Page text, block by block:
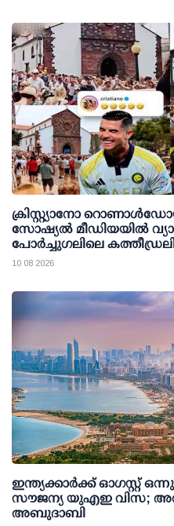
ക്രിസ്റ്റ്യാനോ
സോഷ്യല്‍ മീഡിയയില്‍
പോര്‍ച്ചുഗലിലെ കത്തീഡ്രലിന്
ജനക്കൂട്ടം
10 08 2026
ഇന്ത്യക്കാര്‍ക്ക് ഓഗസ്റ്റ്
സൗജന്യ യുഎഇ വിസ; അവധിക്കാല ഓഫറുമായി
അബുദാബി